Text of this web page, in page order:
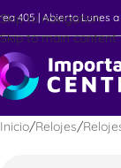
Skip to navigation
Skip to main content
405 | Abierto Lunes
Inicio/Relojes/